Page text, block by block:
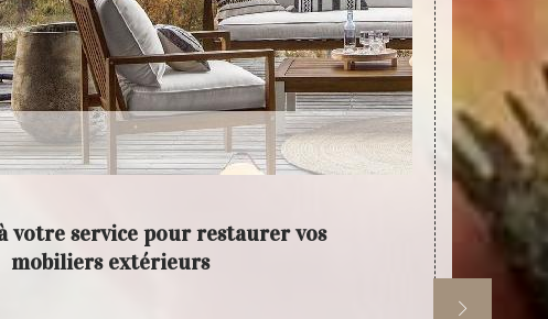
votre service pour restaurer vos
mobiliers extérieurs
Un